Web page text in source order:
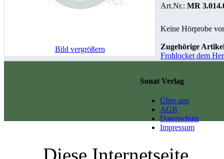
Bild vergrößern
Art.Nr.: MR
Keine Hörprobe
Zugehörige
Frohlocket dem
Sonat Verlag
Über uns
AGB
Datenschutz
Impressum
Diese Internetseite